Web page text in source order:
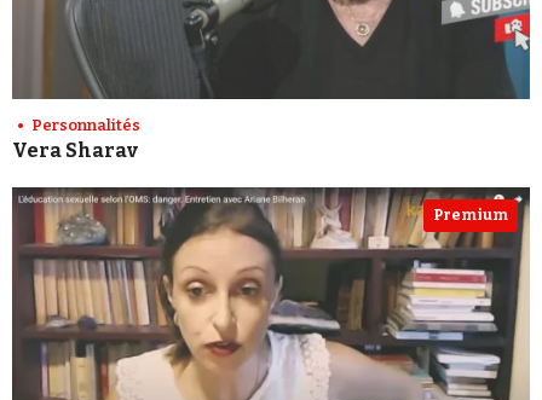
Personnalités
Vera Sharav
Premium